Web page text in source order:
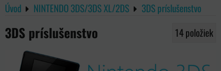
Úvod NINTENDO 3DS/3DS XL/2DS 3DS príslušenstvo
3DS príslušenstvo 14položiek